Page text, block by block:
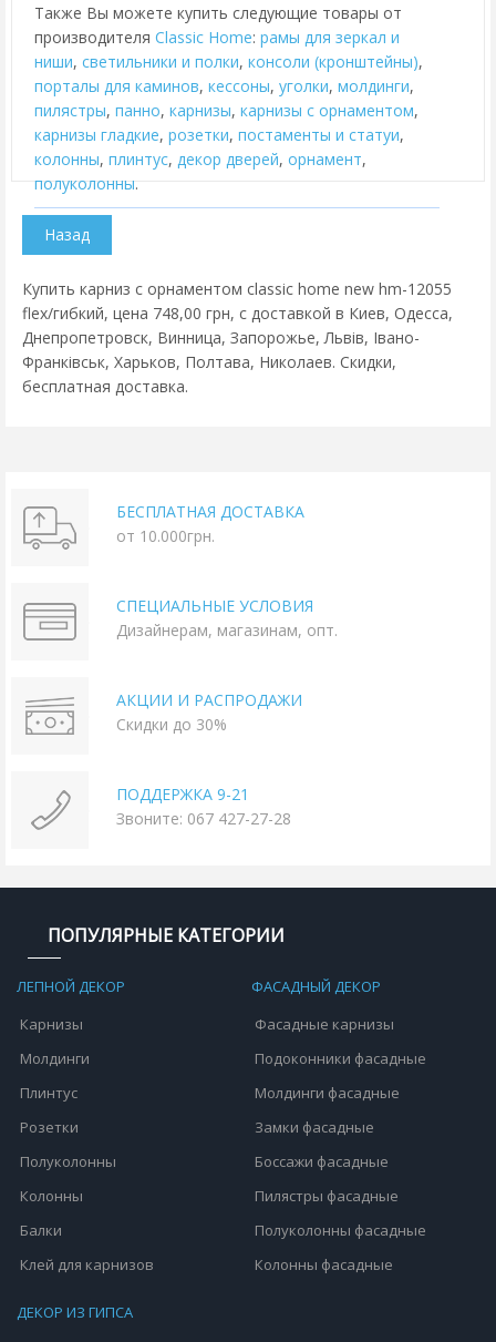
Также Вы можете купить следующие товары от
производителя Classic Home: рамы для зеркал и
ниши, cветильники и полки, консоли (кронштейны),
порталы для каминов, кессоны, уголки, молдинги,
пилястры, панно, карнизы, карнизы с орнаментом,
карнизы гладкие, розетки, постаменты и статуи,
колонны, плинтус, декор дверей, орнамент,
полуколонны.
Купить карниз с орнаментом classic home new hm-12055
flex/гибкий, цена 748,00 грн, с доставкой в Киев, Одесса,
Днепропетровск, Винница, Запорожье, Львів, Івано-
Франківськ, Харьков, Полтава, Николаев. Скидки,
бесплатная доставка.
БЕСПЛАТНАЯ ДОСТАВКА
от 10.000грн.
СПЕЦИАЛЬНЫЕ УСЛОВИЯ
Дизайнерам, магазинам, опт.
АКЦИИ И РАСПРОДАЖИ
Скидки до 30%
ПОДДЕРЖКА 9-21
Звоните: 067 427-27-28
ПОПУЛЯРНЫЕ КАТЕГОРИИ
ЛЕПНОЙ ДЕКОР
Карнизы
Молдинги
Плинтус
Розетки
Полуколонны
Колонны
Балки
Клей для карнизов
ФАСАДНЫЙ ДЕКОР
Фасадные карнизы
Подоконники фасадные
Молдинги фасадные
Замки фасадные
Боссажи фасадные
Пилястры фасадные
Полуколонны фасадные
Колонны фасадные
ДЕКОР ИЗ ГИПСА